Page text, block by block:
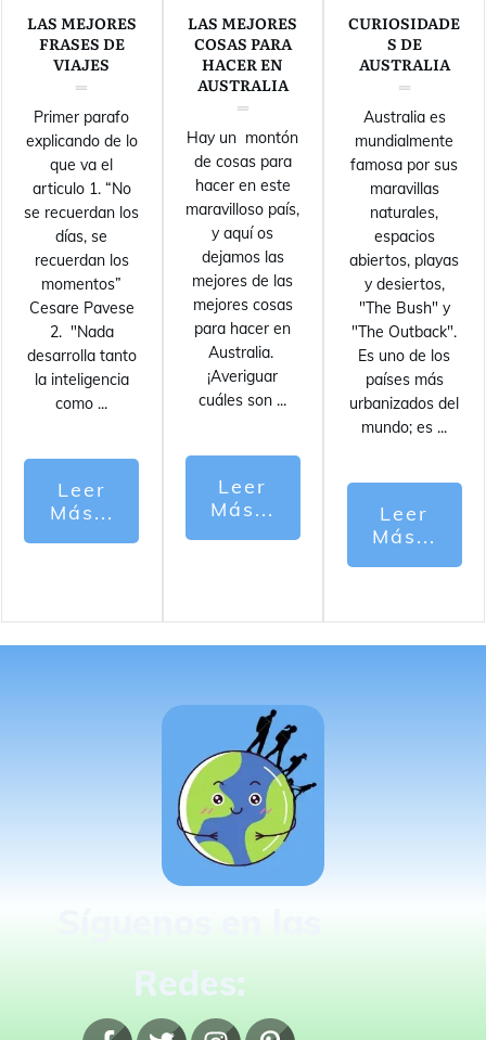
LAS MEJORES
FRASES DE
VIAJES
Primer parafo
explicando de lo
que va el
articulo 1. “No
se recuerdan los
días, se
recuerdan los
momentos”
Cesare Pavese
2. "Nada
desarrolla tanto
la inteligencia
como ...
Leer
Más...
LAS MEJORES
COSAS PARA
HACER EN
AUSTRALIA
Hay un montón
de cosas para
hacer en este
maravilloso país,
y aquí os
dejamos las
mejores de las
mejores cosas
para hacer en
Australia.
¡Averiguar
cuáles son ...
Leer
Más...
CURIOSIDADE
S DE
AUSTRALIA
Australia es
mundialmente
famosa por sus
maravillas
naturales,
espacios
abiertos, playas
y desiertos,
"The Bush" y
"The Outback".
Es uno de los
países más
urbanizados del
mundo; es ...
Leer
Más...
Redes: